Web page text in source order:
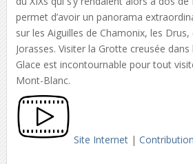
permet d’avoir un panorama
sur les Aiguilles de Chamonix, les Drus,
Jorasses. Visiter la Grotte creusée
Glace est incontournable pour tout
Mont-Blanc.
Site Internet| Contribution